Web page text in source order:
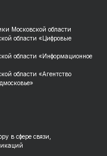
Московской области
области «Цифровые
области «Информационное
области «Агентство
в сфере связи,